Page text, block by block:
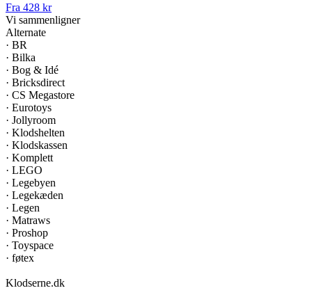
Fra 428 kr
Vi sammenligner
Alternate
· BR
· Bilka
· Bog & Idé
· Bricksdirect
· CS Megastore
· Eurotoys
· Jollyroom
· Klodshelten
· Klodskassen
· Komplett
· LEGO
· Legebyen
· Legekæden
· Legen
· Matraws
· Proshop
· Toyspace
· føtex
Klodserne.dk